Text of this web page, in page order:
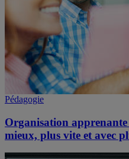
Pédagogie
Organisation
mieux, plus vite et avec